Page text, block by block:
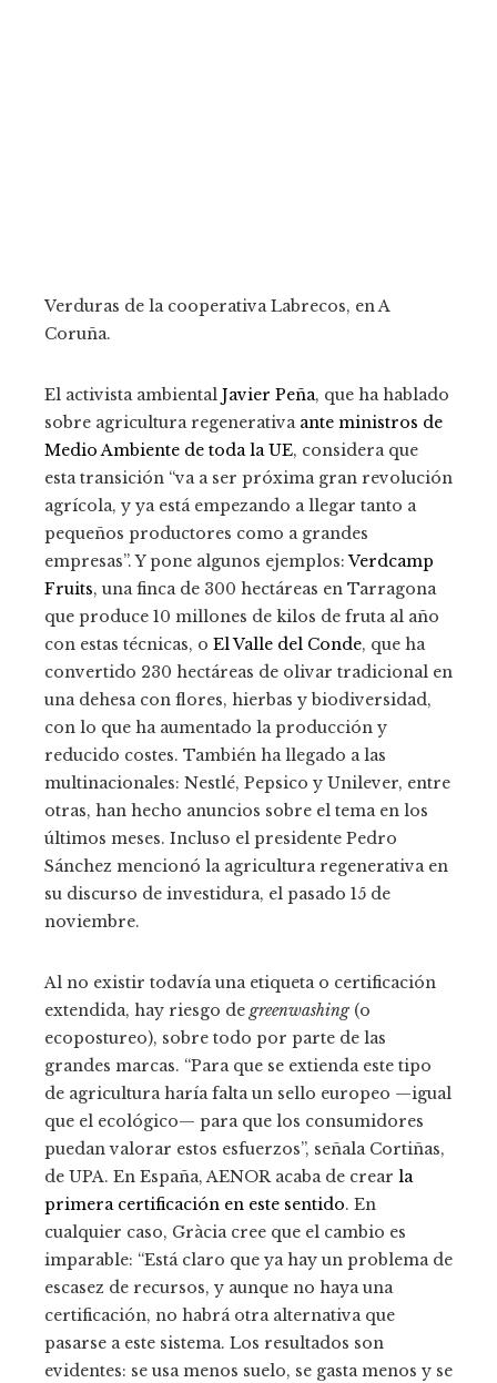
Verduras de la cooperativa Labrecos, en A
Coruña.
El activista ambiental Javier Peña, que ha hablado
sobre agricultura regenerativa ante ministros de
Medio Ambiente de toda la UE, considera que
esta transición “va a ser próxima gran revolución
agrícola, y ya está empezando a llegar tanto a
pequeños productores como a grandes
empresas”. Y pone algunos ejemplos:Verdcamp
Fruits, una finca de 300 hectáreas en Tarragona
que produce 10 millones de kilos de fruta al año
con estas técnicas, o El Valle del Conde, que ha
convertido 230 hectáreas de olivar tradicional en
una dehesa con flores, hierbas y biodiversidad,
con lo que ha aumentado la producción y
reducido costes. También ha llegado a las
multinacionales: Nestlé, Pepsico y Unilever, entre
otras, han hecho anuncios sobre el tema en los
últimos meses. Incluso el presidente Pedro
Sánchez mencionó la agricultura regenerativa en
su discurso de investidura, el pasado 15 de
noviembre.
Al no existir todavía una etiqueta o certificación
extendida, hay riesgo de greenwashing(o
ecopostureo), sobre todo por parte de las
grandes marcas. “Para que se extienda este tipo
de agricultura haría falta un sello europeo —igual
que el ecológico— para que los consumidores
puedan valorar estos esfuerzos”, señala Cortiñas,
de UPA. En España, AENOR acaba de crear la
primera certificación en este sentido. En
cualquier caso, Gràcia cree que el cambio es
imparable: “Está claro que ya hay un problema de
escasez de recursos, y aunque no haya una
certificación, no habrá otra alternativa que
pasarse a este sistema. Los resultados son
evidentes: se usa menos suelo, se gasta menos y se